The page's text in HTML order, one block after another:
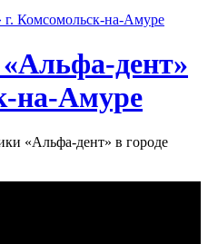
дент»‎
на-Амуре
«‎Альфа-дент» в городе